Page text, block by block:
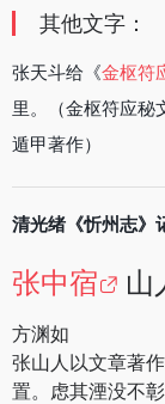
其他文字：
张天斗给《金枢符
里。（金枢符应秘
遁甲著作）
清光绪《忻州志》
张中宿 山
方渊如
张山人以文章著
置。虑其湮没不